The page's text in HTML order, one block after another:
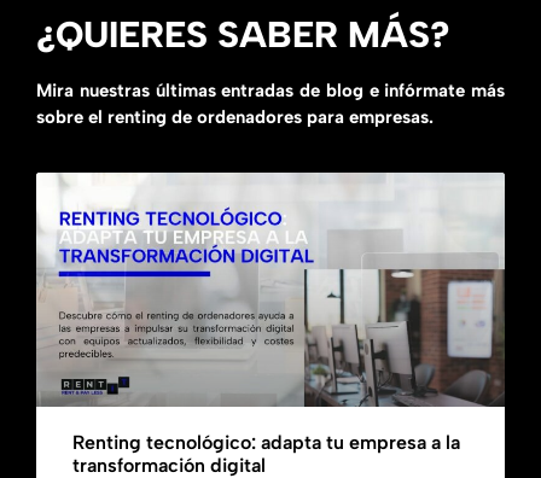
¿QUIERES SABER MÁS?
Mira nuestras últimas entradas de blog e infórmate más
sobre el renting de ordenadores para empresas.
Renting tecnológico: adapta tu empresa a la
transformación digital